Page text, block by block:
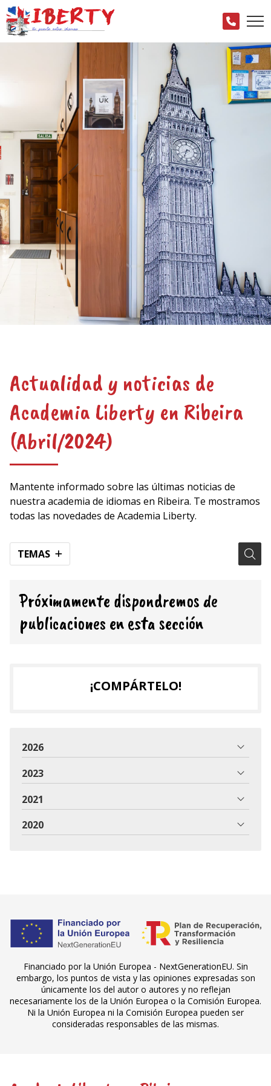
Actualidad y noticias de
Academia Liberty en Ribeira
(Abril/2024)
Mantente informado sobre las últimas noticias de
nuestra academia de idiomas en Ribeira. Te mostramos
todas las novedades de Academia Liberty.
TEMAS
Próximamente dispondremos de
publicaciones en esta sección
¡COMPÁRTELO!
2026
2023
2021
2020
Financiado por la Unión Europea - NextGenerationEU. Sin
embargo, los puntos de vista y las opiniones expresadas son
únicamente los del autor o autores y no reflejan
necesariamente los de la Unión Europea o la Comisión Europea.
Ni la Unión Europea ni la Comisión Europea pueden ser
consideradas responsables de las mismas.